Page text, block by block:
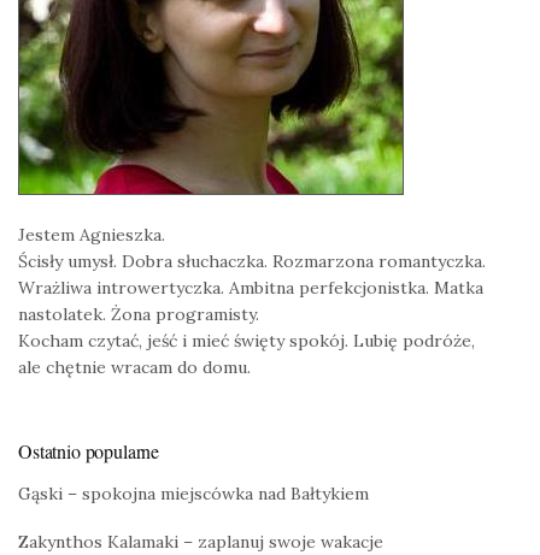
Jestem Agnieszka.
Ścisły umysł. Dobra słuchaczka. Rozmarzona romantyczka.
Wrażliwa introwertyczka. Ambitna perfekcjonistka. Matka
nastolatek. Żona programisty.
Kocham czytać, jeść i mieć święty spokój. Lubię podróże,
ale chętnie wracam do domu.
Ostatnio popularne
Gąski – spokojna miejscówka nad Bałtykiem
Zakynthos Kalamaki – zaplanuj swoje wakacje